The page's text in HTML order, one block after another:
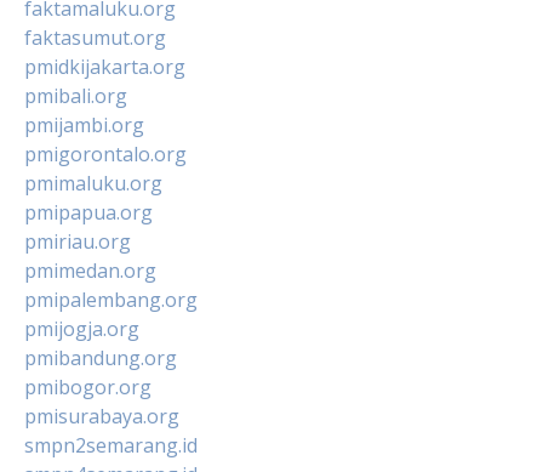
faktamaluku.org
faktasumut.org
pmidkijakarta.org
pmibali.org
pmijambi.org
pmigorontalo.org
pmimaluku.org
pmipapua.org
pmiriau.org
pmimedan.org
pmipalembang.org
pmijogja.org
pmibandung.org
pmibogor.org
pmisurabaya.org
smpn2semarang.id